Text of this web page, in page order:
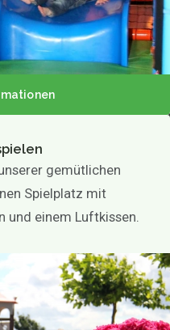
/ Aktuell
für die Gruppe
für Kinder
spielen
gemütlichen
Spielplatz mit
und einem Luftkissen.